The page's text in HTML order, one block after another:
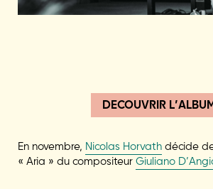
DECOUVRIR
En novembre, Nicolas Horvath décide
« Aria » du compositeur Giuliano